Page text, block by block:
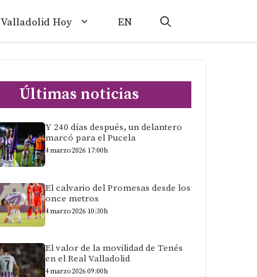
Valladolid Hoy EN
Últimas noticias
Y 240 días después, un delantero
marcó para el Pucela
4 marzo 2026 17:00h
El calvario del Promesas desde los
once metros
4 marzo 2026 10:30h
El valor de la movilidad de Tenés
en el Real Valladolid
4 marzo 2026 09:00h